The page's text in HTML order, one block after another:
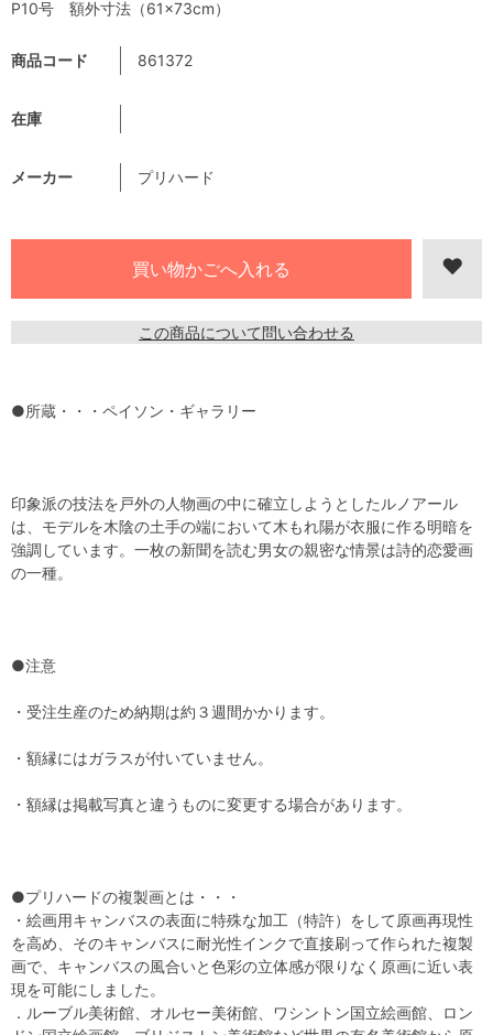
商品コード 861372
在庫
メーカー プリハード
この商品について問い合わせる
P10号 額外寸法（61×73cm）
●所蔵・・・ペイソン・ギャラリー
印象派の技法を戸外の人物画の中に確立しようとしたルノアール
は、モデルを木陰の土手の端において木もれ陽が衣服に作る明暗を
強調しています。一枚の新聞を読む男女の親密な情景は詩的恋愛画
の一種。
●注意
・受注生産のため納期は約３週間かかります。
・額縁にはガラスが付いていません。
・額縁は掲載写真と違うものに変更する場合があります。
●プリハードの複製画とは・・・
・絵画用キャンバスの表面に特殊な加工（特許）をして原画再現性
を高め、そのキャンバスに耐光性インクで直接刷って作られた複製
画で、キャンバスの風合いと色彩の立体感が限りなく原画に近い表
現を可能にしました。
．ルーブル美術館、オルセー美術館、ワシントン国立絵画館、ロン